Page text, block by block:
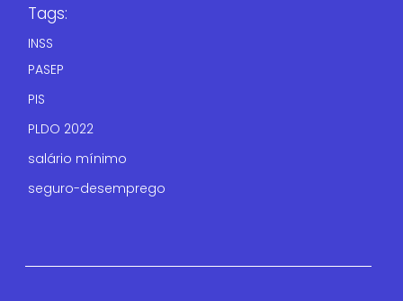
Tags:
INSS
PASEP
PIS
PLDO 2022
salário mínimo
seguro-desemprego